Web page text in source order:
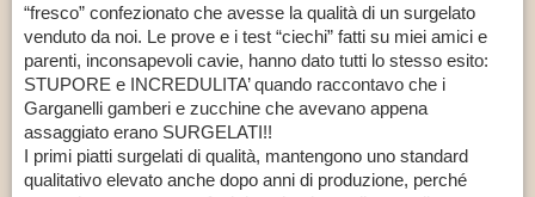
“fresco” confezionato che avesse la qualità di un surgelato
venduto da noi. Le prove e i test “ciechi” fatti su miei amici e
parenti, inconsapevoli cavie, hanno dato tutti lo stesso esito:
STUPORE e INCREDULITA’ quando raccontavo che i
Garganelli gamberi e zucchine che avevano appena
assaggiato erano SURGELATI!!
I primi piatti surgelati di qualità, mantengono uno standard
qualitativo elevato anche dopo anni di produzione, perché